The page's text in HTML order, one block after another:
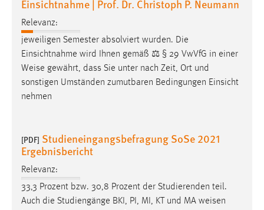
Einsichtnahme | Prof. Dr. Christoph P. Neumann
Relevanz:
jeweiligen Semester absolviert wurden. Die
Einsichtnahme wird Ihnen gemäß ⚖️ § 29 VwVfG in einer
Weise gewährt, dass Sie unter nach Zeit, Ort und
sonstigen Umständen zumutbaren Bedingungen Einsicht
nehmen
[PDF] Studieneingangsbefragung SoSe 2021
Ergebnisbericht
Relevanz:
33,3 Prozent bzw. 30,8 Prozent der Studierenden teil.
Auch die Studiengänge BKI, PI, MI, KT und MA weisen